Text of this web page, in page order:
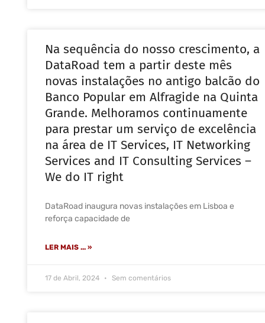
Na sequência do nosso crescimento, a
DataRoad tem a partir deste mês
novas instalações no antigo balcão do
Banco Popular em Alfragide na Quinta
Grande. Melhoramos continuamente
para prestar um serviço de excelência
na área de IT Services, IT Networking
Services and IT Consulting Services –
We do IT right
DataRoad inaugura novas instalações em Lisboa e
reforça capacidade de
LER MAIS ... »
17 de Abril, 2024 Sem comentários